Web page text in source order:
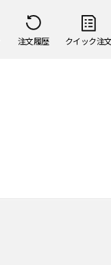
注文履歴 クイック注文